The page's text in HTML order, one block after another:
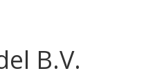
B.V.